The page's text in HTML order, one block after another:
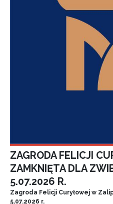
ZAGRODA FELICJI
ZAMKNIĘTA DLA
5.07.2026 R.
Zagroda Felicji Curyłowej w
5.07.2026 r.